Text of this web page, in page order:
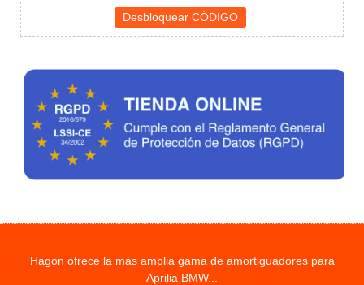
Hagon ofrece la más amplia gama de amortiguadores para
Aprilia BMW...